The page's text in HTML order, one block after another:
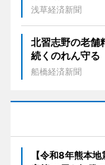
浅草経済新聞
北習志野の老
続くのれん守る
船橋経済新聞
【令和8年熊本